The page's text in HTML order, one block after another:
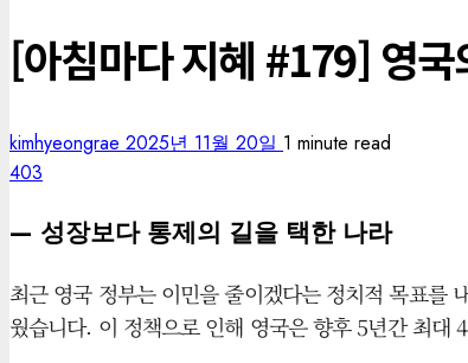
[아침마다 지혜 #179] 영국
kimhyeongrae 2025년 11월 20일 1 minute read
403
— 성장보다 통제의 길을 택한 나라
최근 영국 정부는 이민을 줄이겠다는 정치적 목표를
웠습니다. 이 정책으로 인해 영국은 향후 5년간 최대